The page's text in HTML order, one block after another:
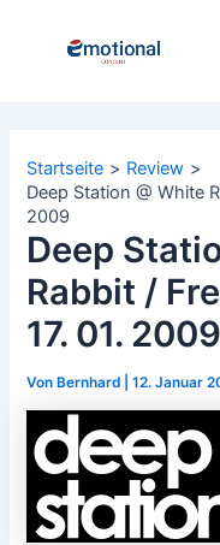
Startseite
Review
Deep Station @ White
2009
Deep
Rabbit /
17. 01. 2009
Von Bernhard |12. Januar